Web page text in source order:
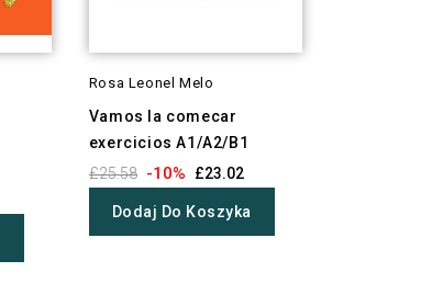
Rosa Leonel Melo
Vamos la comecar
exercicios A1/A2/B1
£25.58 -10% £23.02
Dodaj Do Koszyka